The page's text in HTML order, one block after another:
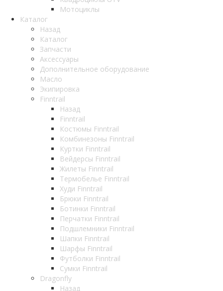
Мотоциклы
Каталог
Назад
Каталог
Запчасти
Аксессуары
Дополнительное оборудование
Масло
Экипировка
Finntrail
Назад
Finntrail
Костюмы Finntrail
Комбинезоны Finntrail
Куртки Finntrail
Вейдерсы Finntrail
Жилеты Finntrail
Термобелье Finntrail
Худи Finntrail
Брюки Finntrail
Ботинки Finntrail
Перчатки Finntrail
Подшлемники Finntrail
Шапки Finntrail
Шарфы Finntrail
Футболки Finntrail
Сумки Finntrail
Dragonfly
Назад